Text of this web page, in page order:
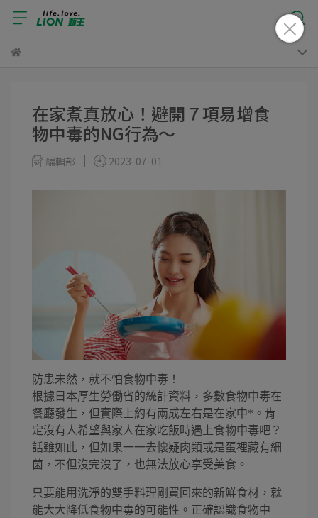
在家煮真放心！避開７項易增食
物中毒的NG行為～
編輯部 2023-07-01
防患未然，就不怕食物中毒！
根據日本厚生勞働省的統計資料，多數食物中毒在
餐廳發生，但實際上約有兩成左右是在家中*。肯
定沒有人希望與家人在家吃飯時遇上食物中毒吧？
話雖如此，但如果一一去懷疑肉類或是蛋裡藏有細
菌，不但沒完沒了，也無法放心享受美食。
只要能用洗淨的雙手料理剛買回來的新鮮食材，就
能大大降低食物中毒的可能性。正確認識食物中